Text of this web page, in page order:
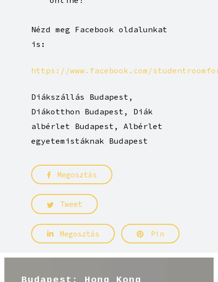
Válassz minket! Várunk
online!
Nézd meg Facebook oldalunkat
is:
https://www.facebook.com/
Diákszállás Budapest,
Diákotthon Budapest, Diák
albérlet Budapest, Albérlet
egyetemistáknak Budapest
Tweet